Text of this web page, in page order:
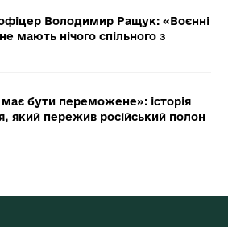
Володимир Ращук: «Воєнні
мають нічого спільного з
бути переможене»: історія
який пережив російський полон